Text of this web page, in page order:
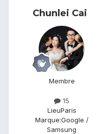
Chunlei Cai
Membre
15
LieuParis
Marque:Google /
Samsung